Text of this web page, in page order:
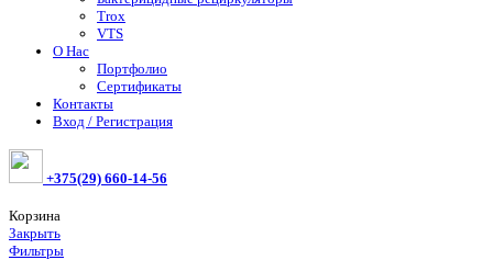
Trox
VTS
О Нас
Портфолио
Сертификаты
Контакты
Вход / Регистрация
+375(29) 660-14-56
Корзина
Закрыть
Фильтры